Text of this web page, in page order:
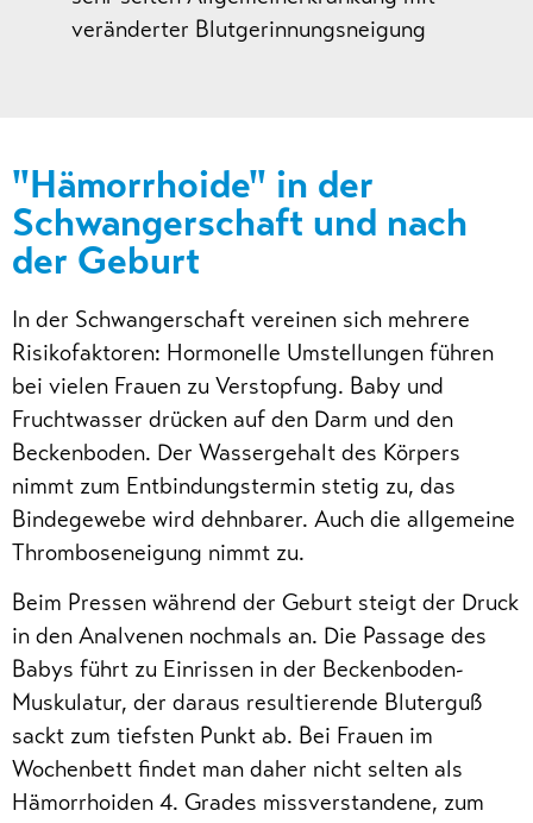
veränderter Blutgerinnungsneigung
"Hämorrhoide" in der
Schwangerschaft und nach
der Geburt
In der Schwangerschaft vereinen sich mehrere
Risikofaktoren: Hormonelle Umstellungen führen
bei vielen Frauen zu Verstopfung. Baby und
Fruchtwasser drücken auf den Darm und den
Beckenboden. Der Wassergehalt des Körpers
nimmt zum Entbindungstermin stetig zu, das
Bindegewebe wird dehnbarer. Auch die allgemeine
Thromboseneigung nimmt zu.
Beim Pressen während der Geburt steigt der Druck
in den Analvenen nochmals an. Die Passage des
Babys führt zu Einrissen in der Beckenboden-
Muskulatur, der daraus resultierende Bluterguß
sackt zum tiefsten Punkt ab. Bei Frauen im
Wochenbett findet man daher nicht selten als
Hämorrhoiden 4. Grades missverstandene, zum